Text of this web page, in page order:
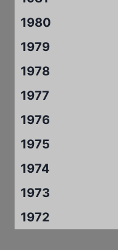
1980
1979
1978
1977
1976
1975
1974
1973
1972